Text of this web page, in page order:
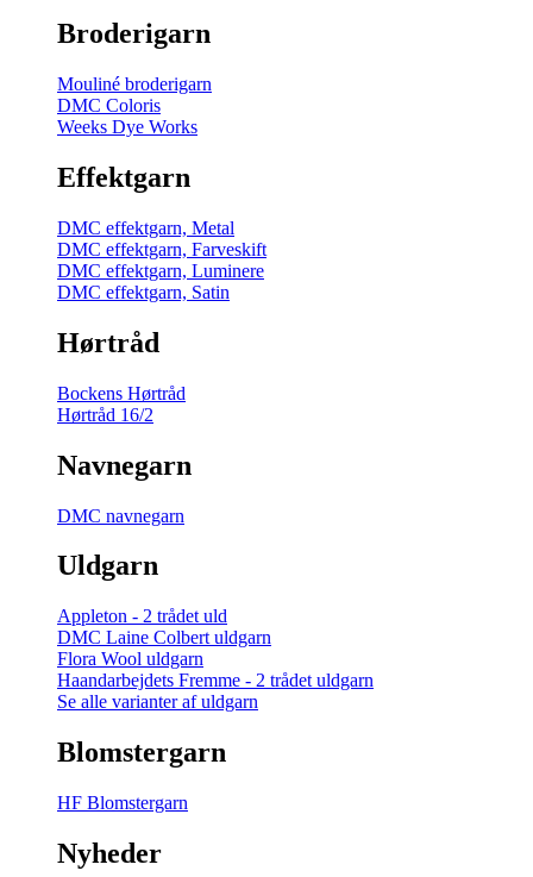
Broderigarn
Mouliné broderigarn
DMC Coloris
Weeks Dye Works
Effektgarn
DMC effektgarn, Metal
DMC effektgarn, Farveskift
DMC effektgarn, Luminere
DMC effektgarn, Satin
Hørtråd
Bockens Hørtråd
Hørtråd 16/2
Navnegarn
DMC navnegarn
Uldgarn
Appleton - 2 trådet uld
DMC Laine Colbert uldgarn
Flora Wool uldgarn
Haandarbejdets Fremme - 2 trådet uldgarn
Se alle varianter af uldgarn
Blomstergarn
HF Blomstergarn
Nyheder